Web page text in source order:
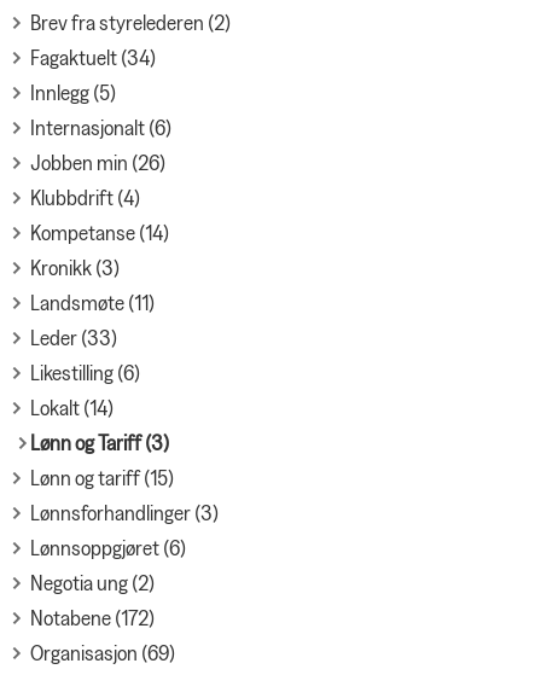
Brev fra styrelederen (2)
Fagaktuelt (34)
Innlegg (5)
Internasjonalt (6)
Jobben min (26)
Klubbdrift (4)
Kompetanse (14)
Kronikk (3)
Landsmøte (11)
Leder (33)
Likestilling (6)
Lokalt (14)
Lønn og Tariff (3)
Lønn og tariff (15)
Lønnsforhandlinger (3)
Lønnsoppgjøret (6)
Negotia ung (2)
Notabene (172)
Organisasjon (69)